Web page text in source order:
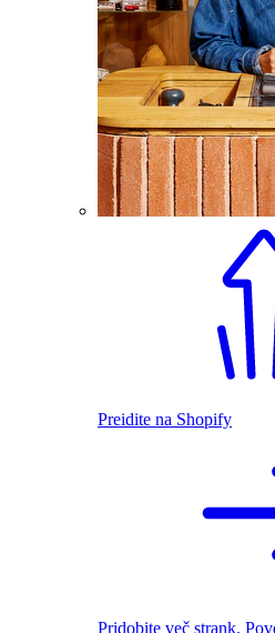
Preidite na Shopify
Pridobite več strank.